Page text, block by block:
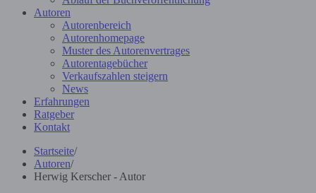
Autoren
Autorenbereich
Autorenhomepage
Muster des Autorenvertrages
Autorentagebücher
Verkaufszahlen steigern
News
Erfahrungen
Ratgeber
Kontakt
Startseite/
Autoren/
Herwig Kerscher - Autor